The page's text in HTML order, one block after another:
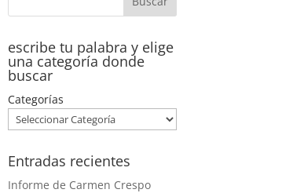
escribe tu palabra y elige
una categoría donde
buscar
Categorías
Entradas recientes
Informe de Carmen Crespo